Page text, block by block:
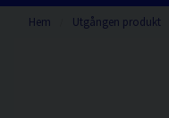
Hem Utgången produkt